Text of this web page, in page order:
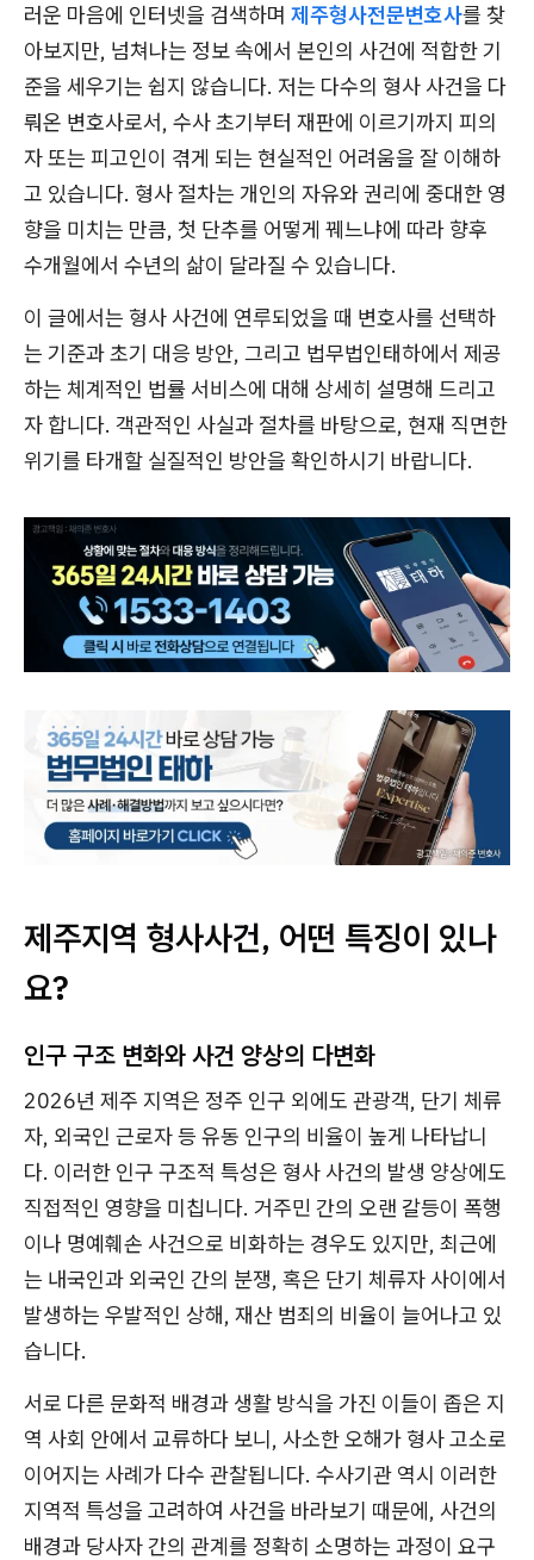
러운 마음에 인터넷을 검색하며 제주형사전문변호사를 찾
아보지만, 넘쳐나는 정보 속에서 본인의 사건에 적합한 기
준을 세우기는 쉽지 않습니다. 저는 다수의 형사 사건을 다
뤄온 변호사로서, 수사 초기부터 재판에 이르기까지 피의
자 또는 피고인이 겪게 되는 현실적인 어려움을 잘 이해하
고 있습니다. 형사 절차는 개인의 자유와 권리에 중대한 영
향을 미치는 만큼, 첫 단추를 어떻게 꿰느냐에 따라 향후
수개월에서 수년의 삶이 달라질 수 있습니다.
이 글에서는 형사 사건에 연루되었을 때 변호사를 선택하
는 기준과 초기 대응 방안, 그리고 법무법인태하에서 제공
하는 체계적인 법률 서비스에 대해 상세히 설명해 드리고
자 합니다. 객관적인 사실과 절차를 바탕으로, 현재 직면한
위기를 타개할 실질적인 방안을 확인하시기 바랍니다.
제주지역 형사사건, 어떤 특징이 있나
요?
인구 구조 변화와 사건 양상의 다변화
2026년 제주 지역은 정주 인구 외에도 관광객, 단기 체류
자, 외국인 근로자 등 유동 인구의 비율이 높게 나타납니
다. 이러한 인구 구조적 특성은 형사 사건의 발생 양상에도
직접적인 영향을 미칩니다. 거주민 간의 오랜 갈등이 폭행
이나 명예훼손 사건으로 비화하는 경우도 있지만, 최근에
는 내국인과 외국인 간의 분쟁, 혹은 단기 체류자 사이에서
발생하는 우발적인 상해, 재산 범죄의 비율이 늘어나고 있
습니다.
서로 다른 문화적 배경과 생활 방식을 가진 이들이 좁은 지
역 사회 안에서 교류하다 보니, 사소한 오해가 형사 고소로
이어지는 사례가 다수 관찰됩니다. 수사기관 역시 이러한
지역적 특성을 고려하여 사건을 바라보기 때문에, 사건의
배경과 당사자 간의 관계를 정확히 소명하는 과정이 요구